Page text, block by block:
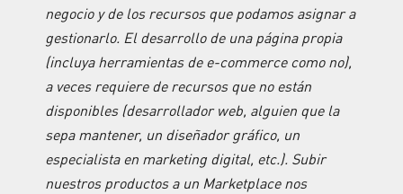
negocio y de los recursos que podamos asignar a
gestionarlo. El desarrollo de una página propia
(incluya herramientas de e-commerce como no),
a veces requiere de recursos que no están
disponibles (desarrollador web, alguien que la
sepa mantener, un diseñador gráfico, un
especialista en marketing digital, etc.). Subir
nuestros productos a un Marketplace nos